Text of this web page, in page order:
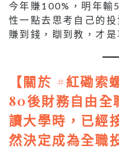
今年賺100%，明年輸
性一點去思考自己的
賺到錢，瞓到教，才是
【關於 #紅磡索
80後財務自由全
讀大學時，已經
然決定成為全職